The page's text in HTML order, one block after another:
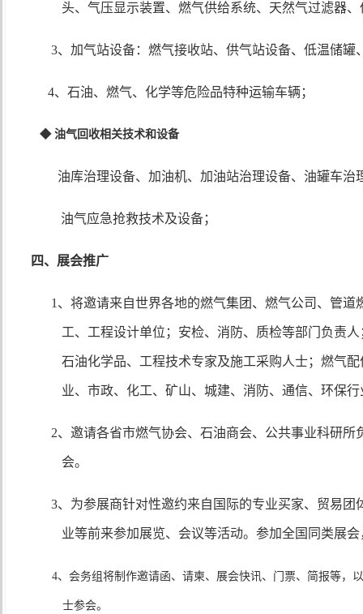
头、气压显示装置、燃气供给系统、天然气过滤器
3、加气站设备：燃气接收站、供气站设备、低温储罐
4、石油、燃气、化学等危险品特种运输车辆；
◆ 油气回收相关技术和设备
油库治理设备、加油机、加油站治理设备、油罐车治
油气应急抢救技术及设备；
四、 展会推广
1 、将邀请来自世界各地的燃气集团、燃气公司、管
工、工程设计单位；安检、消防、质检等部门负责
石油化学品、工程技术专家及施工采购人士；燃气
业、市政、化工、矿山、城建、消防、通信、环保
2、邀请各省市燃气协会、石油商会、公共事业科研
会。
3、为参展商针对性邀约来自国际的专业买家、贸易
业等前来参加展览、会议等活动。 参加全国同类展
4、会务组将制作邀请函、请柬、展会快讯、门票、简报等，
士参会。